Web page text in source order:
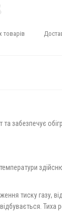
товарів
забезпечує
тиску газу,
Тиха